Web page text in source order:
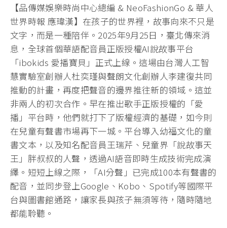
【品傳媒娛樂時尚中心總編 & NeoFashionGo & 華人
世界時報 應瑋漢】在孩子的世界裡，故事向來不只是
文字，而是一種陪伴。2025年9月25日，臺北傳來消
息，全球首個華語配音員正版授權AI說故事平台
「ibokids 愛播寶貝」正式上線。這場由台灣人工智
慧實驗室創辦人杜奕瑾與聲朗文化創辦人李建復共同
推動的計畫，再度把聲音的邊界推往新的領域。這並
非兩人的初次合作。早在推出歌手正版授權的「愛
播」平台時，他們就打下了版權經濟的基礎，如今則
在兒童有聲書市場再下一城。平台導入幼福文化的童
書文本，以及知名配音員王瑞芹、兒童界「說故事天
王」胖叔叔的人聲，透過AI語音即時生成技術完成演
繹。短短上線之際，「AI分聲」已完成100本有聲書的
配音，並同步登上Google、Kobo、Spotify等國際平
台與圖書館通路，讓家長與孩子無須等待，隨時隨地
都能聆聽。